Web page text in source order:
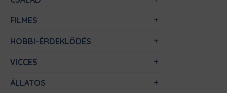
FILMES
HOBBI-ÉRDEKLŐDÉS
VICCES
ÁLLATOS